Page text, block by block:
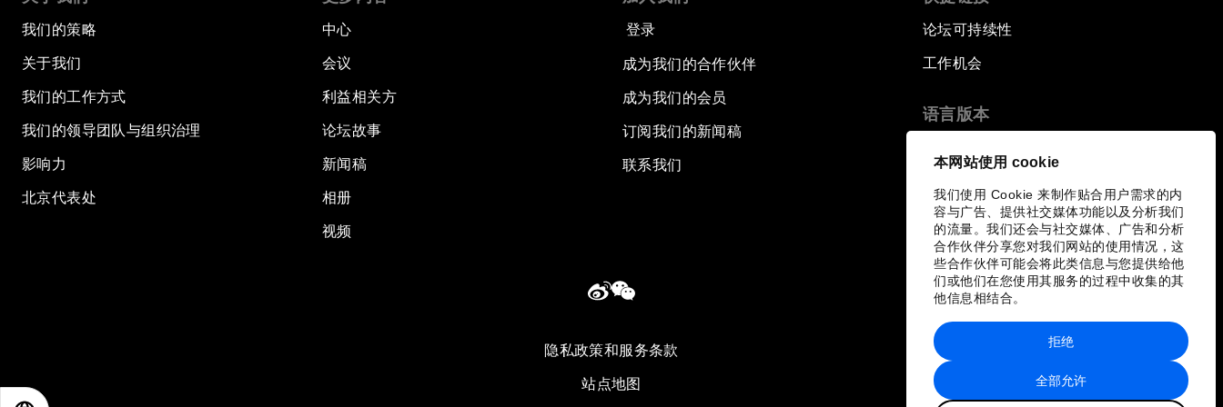
本网站使用 cookie
我们使用 Cookie 来制作贴合用户需求的内
容与广告、提供社交媒体功能以及分析我们
的流量。我们还会与社交媒体、广告和分析
合作伙伴分享您对我们网站的使用情况，这
些合作伙伴可能会将此类信息与您提供给他
们或他们在您使用其服务的过程中收集的其
他信息相结合。
全部允许
拒绝
我们的策略
关于我们
我们的工作方式
我们的领导团队与组织治理
影响力
北京代表处
中心
会议
利益相关方
论坛故事
新闻稿
相册
视频
登录
成为我们的合作伙伴
成为我们的会员
订阅我们的新闻稿
联系我们
论坛可持续性
工作机会
语言版本
隐私政策和服务条款
站点地图